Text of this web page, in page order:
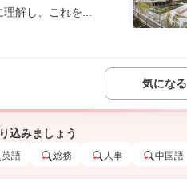
解し、これを...
気になる
込みましょう
英語 総務 人事 中国語